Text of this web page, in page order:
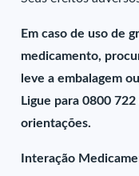
Em caso de uso de
medicamento,
leve a embalagem
Ligue para 0800
orientações.
Interação